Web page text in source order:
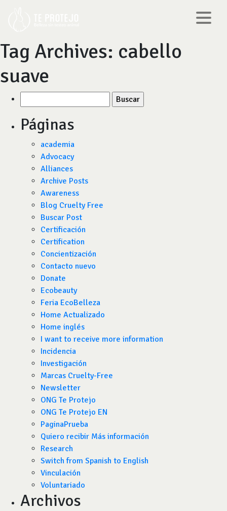
Tag Archives: cabello
suave
por:
Páginas
academia
Advocacy
Alliances
Archive Posts
Awareness
Blog Cruelty Free
Buscar Post
Certificación
Certification
Concientización
Contacto nuevo
Donate
Ecobeauty
Feria EcoBelleza
Home Actualizado
Home inglés
I want to receive more information
Incidencia
Investigación
Marcas Cruelty-Free
Newsletter
ONG Te Protejo
ONG Te Protejo EN
PaginaPrueba
Quiero recibir Más información
Research
Switch from Spanish to English
Vinculación
Voluntariado
Archivos